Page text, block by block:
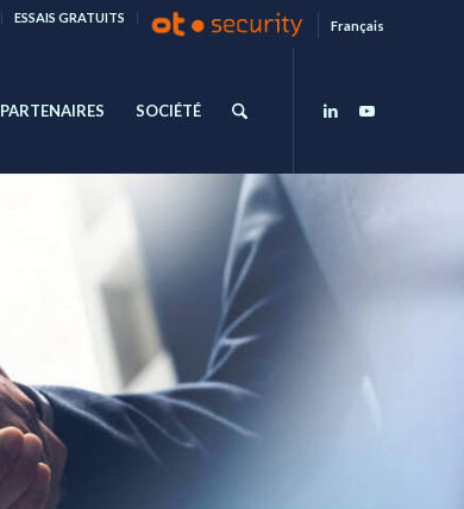
ESSAIS GRATUITS
Français
PARTENAIRES SOCIÉTÉ